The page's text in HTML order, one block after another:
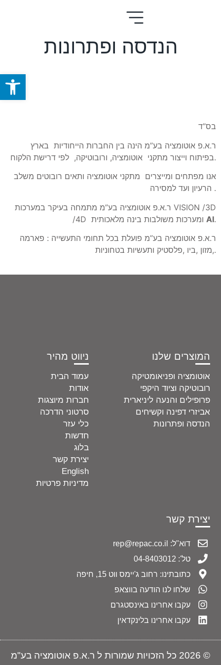
הנדסה ופתרונות
בס”ד
ר.א.פ אוטומציה בע”מ הינה בין החברות הייחודיות בארץ
בפיתוח וייצור מתקני אוטומציה, ורובוטיקה, לפי דרישת הלקוח.
אנו מפתחים ומייצרים מתקני אוטומציה ותאים רובוטים משלב
הרעיון ועד למסירה .
ר.א.פ אוטומציה בע”מ מתמחה בעיקר במערכות VISION /3D
AI.
ר.א.פ אוטומציה בע”מ פועלת בכל תחומי התעשייה : פארמה
,מזון ,ביו ,פלסטיק ותעשיות בטחוניות.
ניווט מהיר
עמוד הבית
אודות
חברות מיוצגות
סרטוני הדרכה
כלי עזר
חדשות
בלוג
יצירת קשר
English
מדיניות פרטיות
המוצרים שלנו
אוטומציה ופניאומטיקה
רובוטיקה וציוד היקפי
פרופילים והנעה ליניארית
אביזרי דפינה וקשיחים
הנדסה ופתרונות
יצירת קשר
דוא"ל: rep@repac.co.il
טל': 04-8403012
כתובתינו: רחוב ג'יימס ווט 15, חיפה
שלחו לנו הודעה בווצאפ
עקבו אחרינו באינסטגרם
עקבו אחרינו בלינקדאין
© 2026 כל הזכויות שמורות ל ר.א.פ אוטומציה בע"מ
פתח